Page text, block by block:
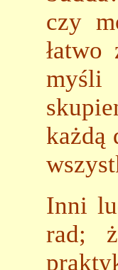
czy
łatwo
myśli
każdą
Inni
rad;